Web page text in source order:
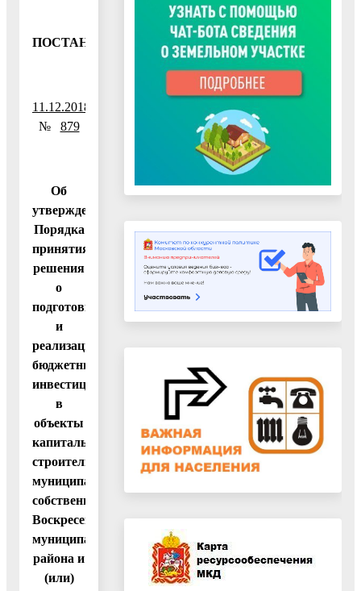
ПОСТАНОВЛЕНИЕ
11.12.2018
№ 879
Об
утверждении
Порядка
принятия
решения
о
подготовке
и
реализации
бюджетных
инвестиций
в
объекты
капитального
строительства
муниципальной
собственности
Воскресенского
муниципального
района и
(или)